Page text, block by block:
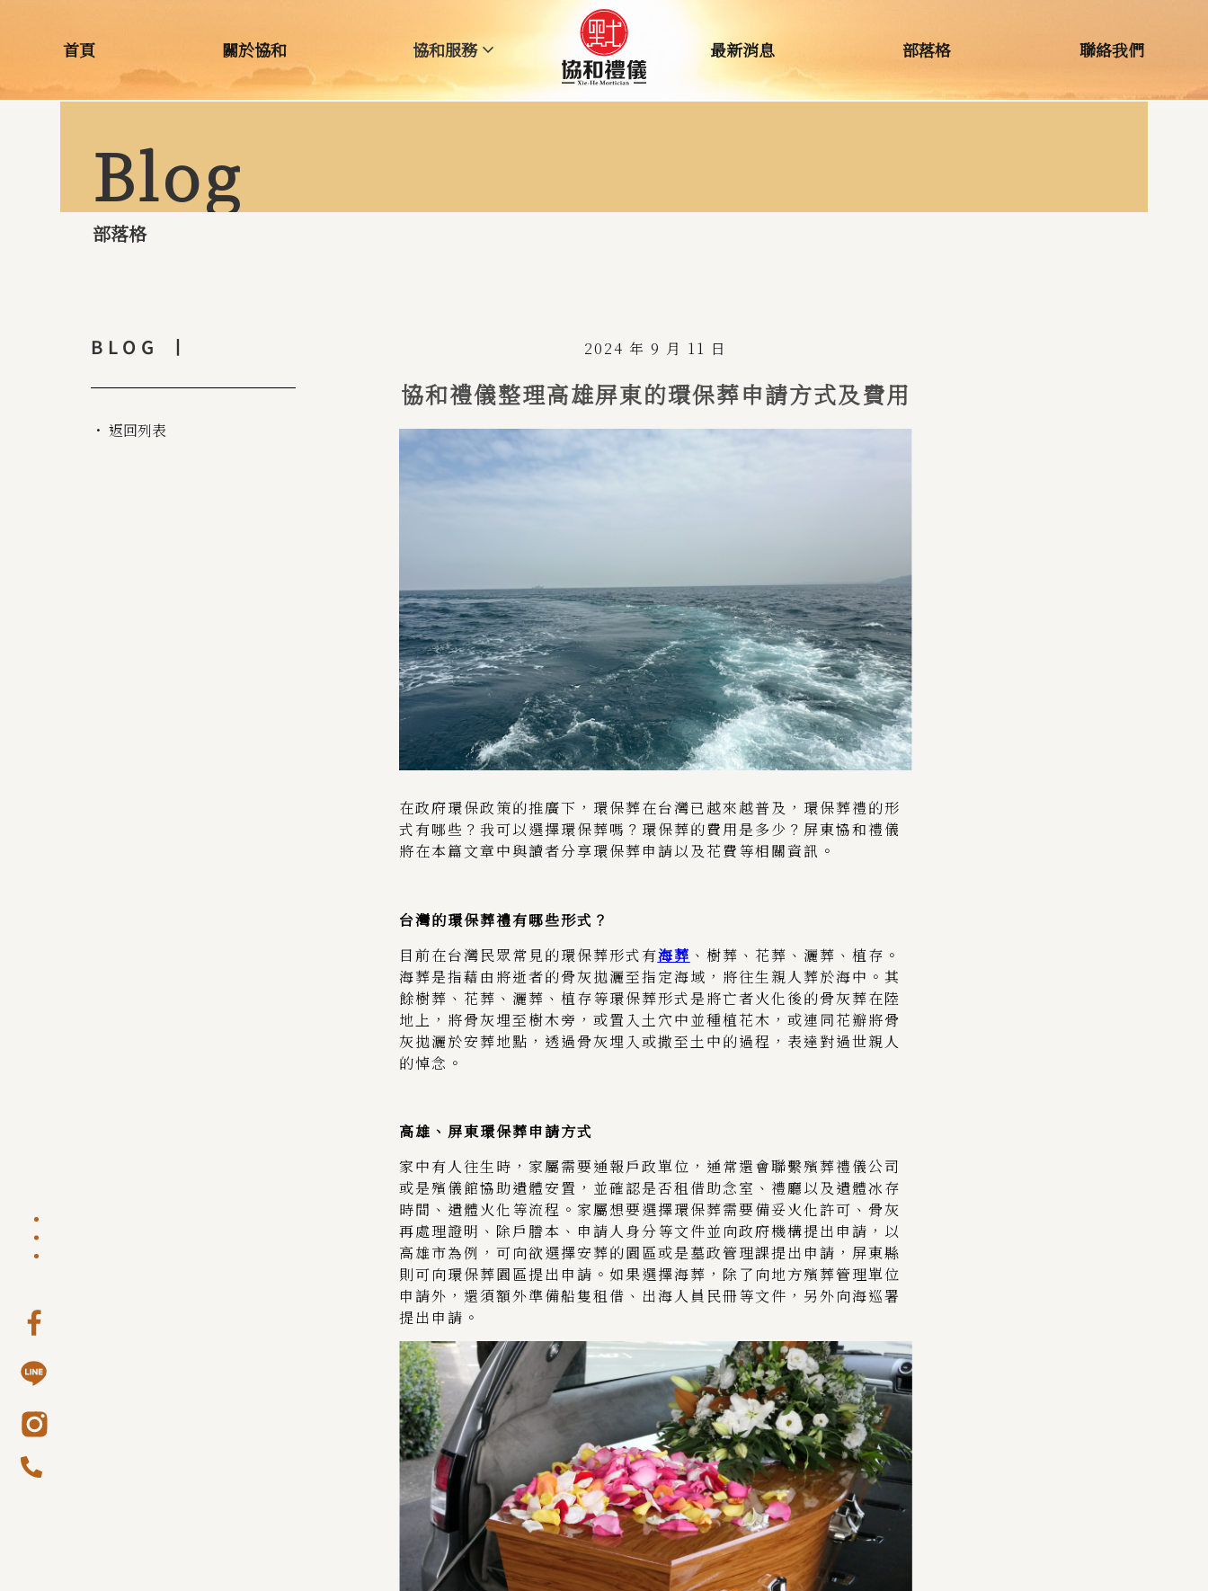
首頁 關於協和 協和服務expand_more
生命禮儀｜西式
最新消息 部落格 聯絡我們
Blog
部落格
BLOG 丨
・ 返回列表
2024 年 9 月 11 日
協和禮儀整理高雄屏東的環保葬申請方式及費用
在政府環保政策的推廣下，環保葬在台灣已越來越普及，環保葬禮的形
式有哪些？我可以選擇環保葬嗎？環保葬的費用是多少？屏東協和禮儀
將在本篇文章中與讀者分享環保葬申請以及花費等相關資訊。
台灣的環保葬禮有哪些形式？
目前在台灣民眾常見的環保葬形式有海葬 、樹葬、花葬、灑葬、植存。
海葬是指藉由將逝者的骨灰拋灑至指定海域，將往生親人葬於海中。其
餘樹葬、花葬、灑葬、植存等環保葬形式是將亡者火化後的骨灰葬在陸
地上，將骨灰埋至樹木旁，或置入土穴中並種植花木，或連同花瓣將骨
灰拋灑於安葬地點，透過骨灰埋入或撒至土中的過程，表達對過世親人
的悼念。
高雄、屏東環保葬申請方式
家中有人往生時，家屬需要通報戶政單位，通常還會聯繫殯葬禮儀公司
或是殯儀館協助遺體安置，並確認是否租借助念室、禮廳以及遺體冰存
時間、遺體火化等流程。家屬想要選擇環保葬需要備妥火化許可、骨灰
再處理證明、除戶謄本、申請人身分等文件並向政府機構提出申請，以
高雄市為例，可向欲選擇安葬的園區或是墓政管理課提出申請，屏東縣
則可向環保葬園區提出申請。如果選擇海葬，除了向地方殯葬管理單位
申請外，還須額外準備船隻租借、出海人員民冊等文件，另外向海巡署
提出申請。